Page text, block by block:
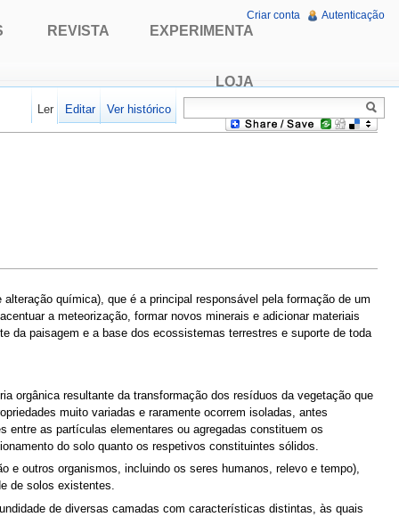
química), que é a principal responsável pela formação de um
a meteorização, formar novos minerais e adicionar materiais
da paisagem e a base dos ecossistemas terrestres e suporte de toda
orgânica resultante da transformação dos resíduos da vegetação que
muito variadas e raramente ocorrem isoladas, antes
entre as partículas elementares ou agregadas constituem os
do solo quanto os respetivos constituintes sólidos.
outros organismos, incluindo os seres humanos, relevo e tempo),
de solos existentes.
de diversas camadas com características distintas, às quais
REVISTA EXPERIMENTA
LOJA
Criar conta Autenticação
Ler Editar Ver histórico